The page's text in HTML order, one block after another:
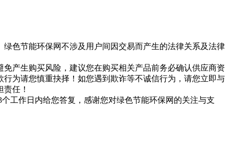
色节能环保网不涉及用户间因交易而产生的法律关系及法律
产生购买风险，建议您在购买相关产品前务必确认供应商资
为请您慎重抉择！如您遇到欺诈等不诚信行为，请您立即与
任！
工作日内给您答复，感谢您对绿色节能环保网的关注与支